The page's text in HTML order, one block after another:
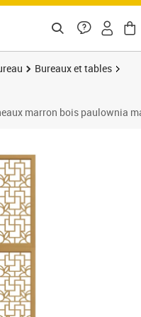
Bureaux et tables
marron bois paulownia